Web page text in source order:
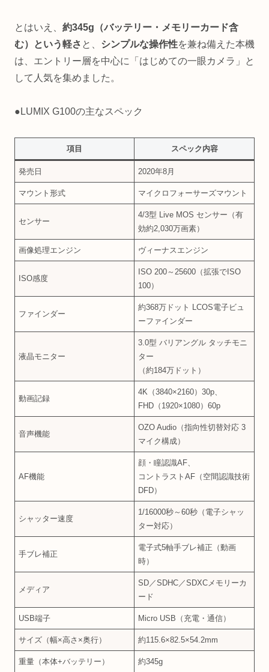
とはいえ、 約345g（バッテリー・メモリーカード含
む）という軽さ と、 シンプルな操作性を兼ね備えた本機
は、エントリー層を中心に「はじめての一眼カメラ」と
して人気を集めました。
●LUMIX G100の主なスペック
項目 スペック内容
発売日 2020年8月
マウント形式 マイクロフォーサーズマウント
センサー
4/3型 Live MOS センサー（有
効約2,030万画素）
画像処理エンジン ヴィーナスエンジン
ISO感度
ISO 200～25600（拡張でISO
100）
ファインダー
約368万ドット LCOS電子ビュ
ーファインダー
液晶モニター
3.0型 バリアングル タッチモニ
ター
（約184万ドット）
動画記録
4K（3840×2160）30p、
FHD（1920×1080）60p
音声機能
OZO Audio（指向性切替対応 3
マイク構成）
AF機能
顔・瞳認識AF、
コントラストAF（空間認識技術
DFD）
シャッター速度
1/16000秒～60秒（電子シャッ
ター対応）
手ブレ補正
電子式5軸手ブレ補正（動画
時）
メディア
SD／SDHC／SDXCメモリーカ
ード
USB端子 Micro USB（充電・通信）
サイズ（幅×高さ×奥行） 約115.6×82.5×54.2mm
重量（本体+バッテリー） 約345g